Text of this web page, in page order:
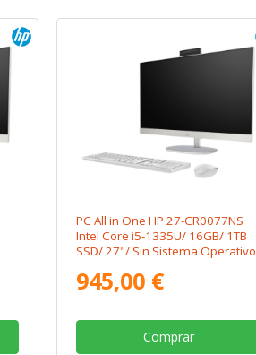
PC All in One HP 27-CR0077NS
Intel Core i5-1335U/ 16GB/ 1TB
SSD/ 27"/ Sin Sistema Operativo
945,00 €
Comprar